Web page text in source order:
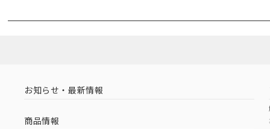
お知らせ・最新情報
商品情報